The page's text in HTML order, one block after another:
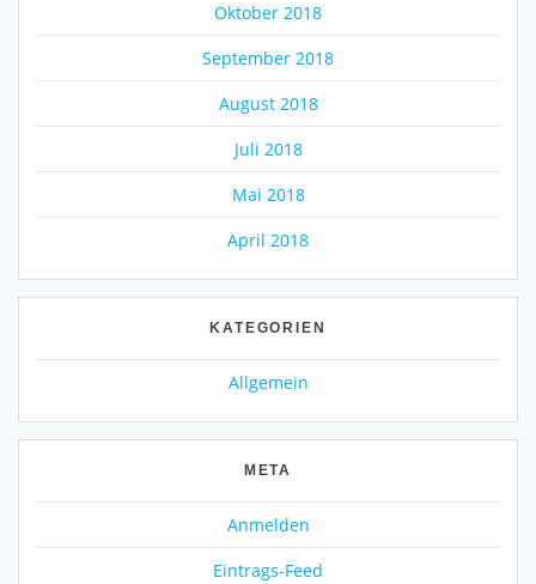
Oktober 2018
September 2018
August 2018
Juli 2018
Mai 2018
April 2018
KATEGORIEN
Allgemein
META
Anmelden
Eintrags-Feed